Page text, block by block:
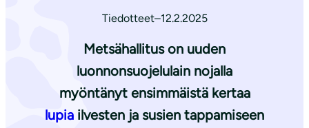
Tiedotteet–12.2.2025
Metsähallitus on uuden
luonnonsuojelulain nojalla
myöntänyt ensimmäistä kertaa
lupia ilvesten ja susien tappamiseen